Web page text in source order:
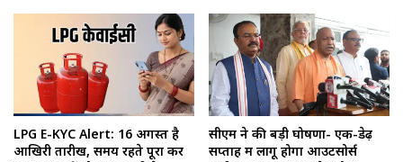
LPG E-KYC Alert: 16 अगस्त है
आखिरी तारीख, समय रहते पूरा करें
सीएम ने की बड़ी घोषणा- एक-डेढ़
सप्ताह में लागू होगा आउटसोर्स